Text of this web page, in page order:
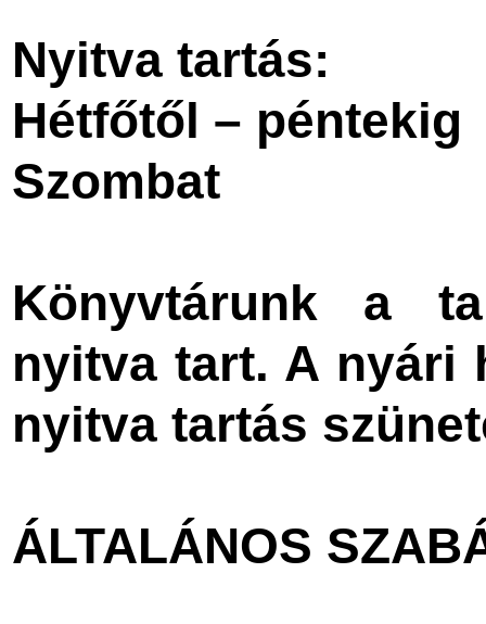
Nyitva tartás:
Hétfőtől – péntekig
Szombat
Könyvtárunk a
nyitva tart. A nyári
nyitva tartás
ÁLTALÁNOS